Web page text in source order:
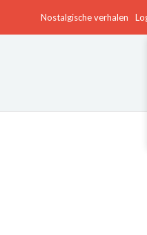
Nostalgische verhalen